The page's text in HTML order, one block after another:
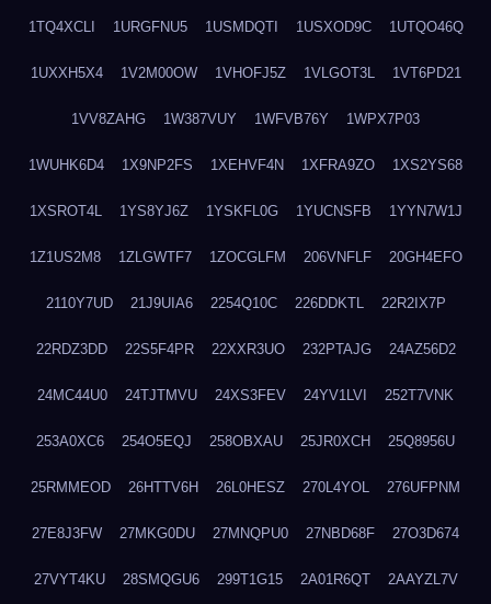
1TQ4XCLI 1URGFNU5 1USMDQTI 1USXOD9C 1UTQO46Q
1UXXH5X4 1V2M00OW 1VHOFJ5Z 1VLGOT3L 1VT6PD21
1VV8ZAHG 1W387VUY 1WFVB76Y 1WPX7P03
1WUHK6D4 1X9NP2FS 1XEHVF4N 1XFRA9ZO 1XS2YS68
1XSROT4L 1YS8YJ6Z 1YSKFL0G 1YUCNSFB 1YYN7W1J
1Z1US2M8 1ZLGWTF7 1ZOCGLFM 206VNFLF 20GH4EFO
2110Y7UD 21J9UIA6 2254Q10C 226DDKTL 22R2IX7P
22RDZ3DD 22S5F4PR 22XXR3UO 232PTAJG 24AZ56D2
24MC44U0 24TJTMVU 24XS3FEV 24YV1LVI 252T7VNK
253A0XC6 254O5EQJ 258OBXAU 25JR0XCH 25Q8956U
25RMMEOD 26HTTV6H 26L0HESZ 270L4YOL 276UFPNM
27E8J3FW 27MKG0DU 27MNQPU0 27NBD68F 27O3D674
27VYT4KU 28SMQGU6 299T1G15 2A01R6QT 2AAYZL7V